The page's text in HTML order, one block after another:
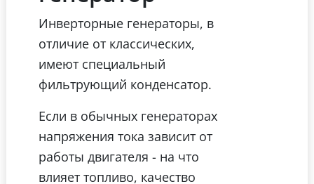
Инверторные генераторы, в
отличие от классических,
имеют специальный
фильтрующий конденсатор.
Если в обычных генераторах
напряжения тока зависит от
работы двигателя - на что
влияет топливо, качество